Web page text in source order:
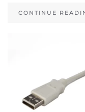
CONTINUE